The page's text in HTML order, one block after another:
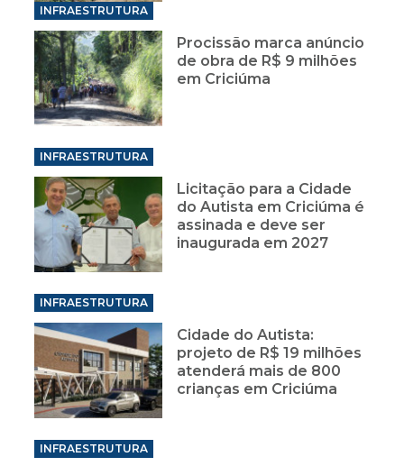
INFRAESTRUTURA
Procissão marca anúncio
de obra de R$ 9 milhões
em Criciúma
INFRAESTRUTURA
Licitação para a Cidade
do Autista em Criciúma é
assinada e deve ser
inaugurada em 2027
INFRAESTRUTURA
Cidade do Autista:
projeto de R$ 19 milhões
atenderá mais de 800
crianças em Criciúma
INFRAESTRUTURA